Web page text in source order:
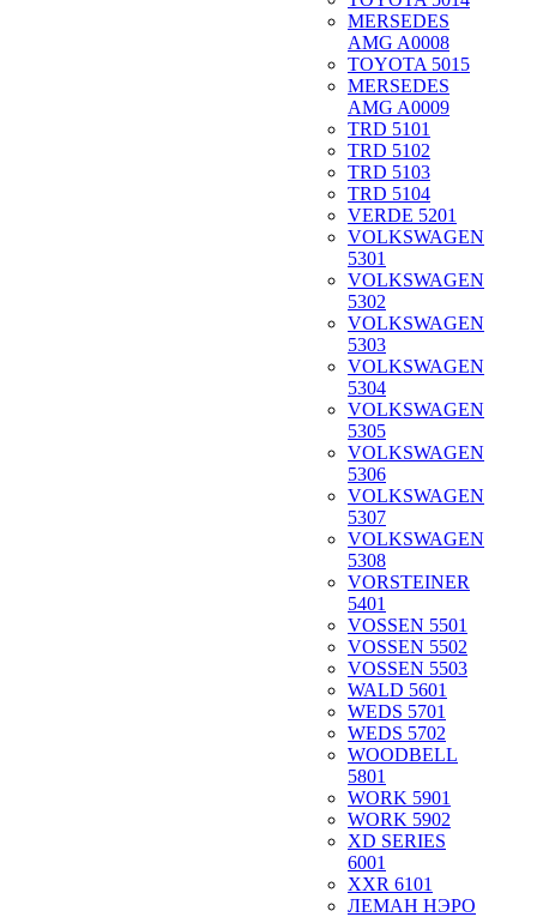
MERSEDES
AMG A0008
TOYOTA 5015
MERSEDES
AMG A0009
TRD 5101
TRD 5102
TRD 5103
TRD 5104
VERDE 5201
VOLKSWAGEN
5301
VOLKSWAGEN
5302
VOLKSWAGEN
5303
VOLKSWAGEN
5304
VOLKSWAGEN
5305
VOLKSWAGEN
5306
VOLKSWAGEN
5307
VOLKSWAGEN
5308
VORSTEINER
5401
VOSSEN 5501
VOSSEN 5502
VOSSEN 5503
WALD 5601
WEDS 5701
WEDS 5702
WOODBELL
5801
WORK 5901
WORK 5902
XD SERIES
6001
XXR 6101
ЛЕМАН НЭРО